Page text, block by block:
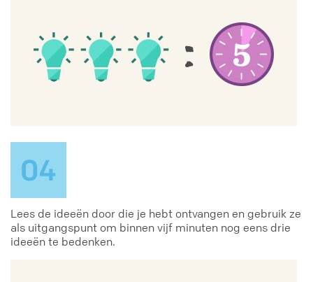
Lees de ideeën door die je hebt ontvangen en gebruik ze
als uitgangspunt om binnen vijf minuten nog eens drie
ideeën te bedenken.